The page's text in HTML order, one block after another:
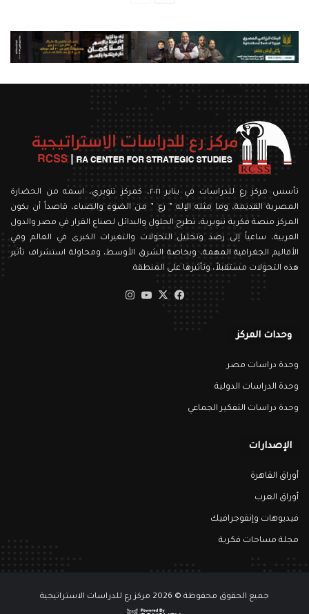
تأسس مركز رع للدراسات في يناير ٢٠٢١، كمركز تنويري، اسمه من الحضارة
المصرية القديمة، وما مثله الإله ” رع ” من الضوء والضياء، قاصداً أن يكون
المركز منصة فكرية تنويرية، تطرح الحلول والبدائل لصناع القرار في مصر والدول
العربية، ساعياً إلى رصد وتحليل التحولات والتغيرات الكبرى في العالم وفي
الأقاليم الجغرافية المهمة، وبخاصة الشرق الأوسط، ومحاولة استشراف تأثير
هذه التحولات مستقبلاً، وتأثيرها على المنطقة.
فيسبوك
‫X
‫YouTube
وحدات المركز
وحدة دراسات مصر
وحدة الدراسات الدولية
وحدة دراسات التفكير الجماعي
الإصدارات
أوراق القاهرة
أوراق العرب
فيديوهات وإنفوجرافيك
مجلة مساحات فكرية
جميع الحقوق محفوظة © 2026 مركز رع للدراسات الاستراتيجية